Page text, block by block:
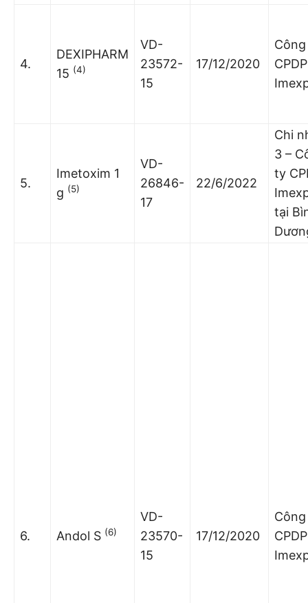
4.
DEXIPHARM
15 (4)
VD-
23572-
15
17/12/2020
CPDP
5.
Imetoxim 1
g (5)
VD-
26846-
17
22/6/2022
Chi
3 –
ty
tại
6. Andol S (6)
VD-
23570-
15
17/12/2020
CPDP